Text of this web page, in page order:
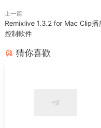
上一篇
Remixlive 1.3.2 for Mac Clip播
控制軟件
猜你喜歡